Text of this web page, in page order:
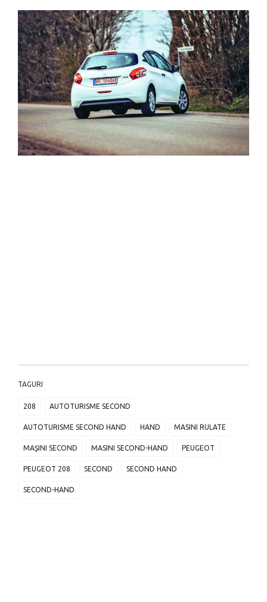
TAGURI
208 AUTOTURISME SECOND
AUTOTURISME SECOND HAND HAND MASINI RULATE
MAŞINI SECOND MASINI SECOND-HAND PEUGEOT
PEUGEOT 208 SECOND SECOND HAND
SECOND-HAND